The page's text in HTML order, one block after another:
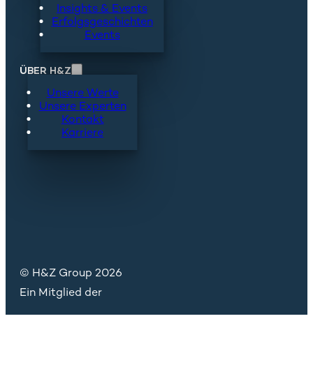
Insights & Events
Erfolgsgeschichten
Events
ÜBER H&Z
Unsere Werte
Unsere Experten
Kontakt
Karriere
© H&Z Group 2026
Ein Mitglied der